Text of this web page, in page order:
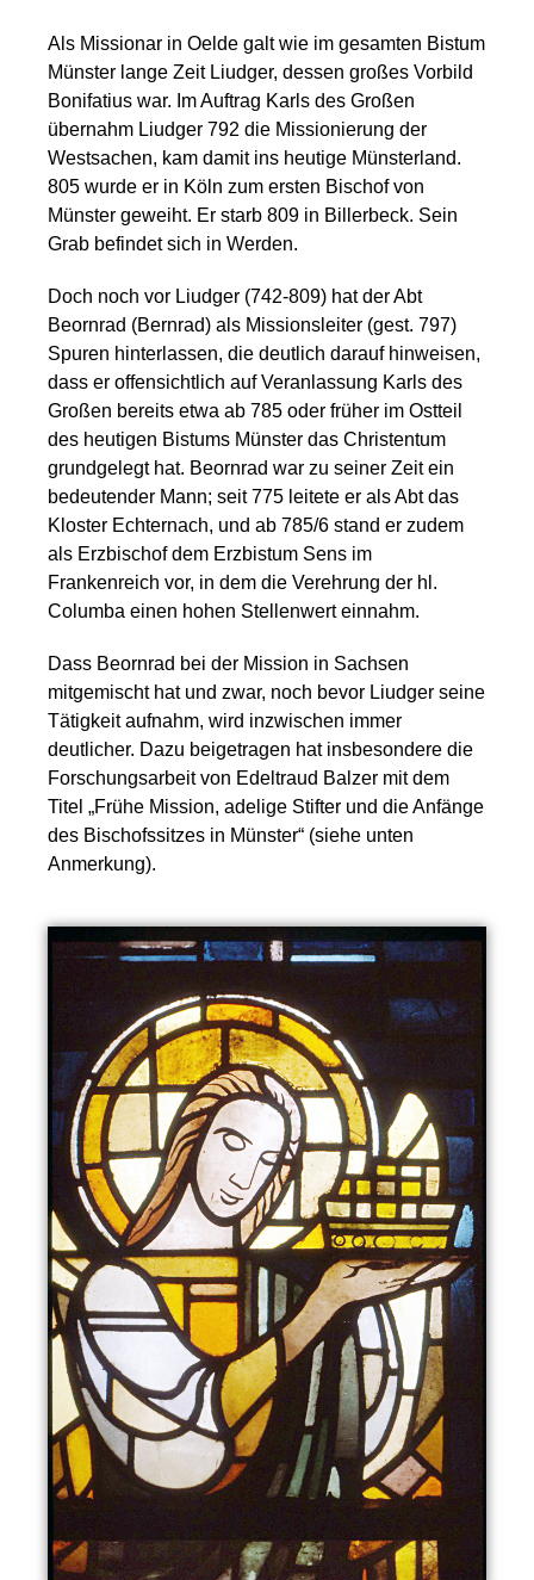
Als Missionar in Oelde galt wie im gesamten Bistum
Münster lange Zeit Liudger, dessen großes Vorbild
Bonifatius war. Im Auftrag Karls des Großen
übernahm Liudger 792 die Missionierung der
Westsachen, kam damit ins heutige Münsterland.
805 wurde er in Köln zum ersten Bischof von
Münster geweiht. Er starb 809 in Billerbeck. Sein
Grab befindet sich in Werden.
Doch noch vor Liudger (742-809) hat der Abt
Beornrad (Bernrad) als Missionsleiter (gest. 797)
Spuren hinterlassen, die deutlich darauf hinweisen,
dass er offensichtlich auf Veranlassung Karls des
Großen bereits etwa ab 785 oder früher im Ostteil
des heutigen Bistums Münster das Christentum
grundgelegt hat. Beornrad war zu seiner Zeit ein
bedeutender Mann; seit 775 leitete er als Abt das
Kloster Echternach, und ab 785/6 stand er zudem
als Erzbischof dem Erzbistum Sens im
Frankenreich vor, in dem die Verehrung der hl.
Columba einen hohen Stellenwert einnahm.
Dass Beornrad bei der Mission in Sachsen
mitgemischt hat und zwar, noch bevor Liudger seine
Tätigkeit aufnahm, wird inzwischen immer
deutlicher. Dazu beigetragen hat insbesondere die
Forschungsarbeit von Edeltraud Balzer mit dem
Titel „Frühe Mission, adelige Stifter und die Anfänge
des Bischofssitzes in Münster“ (siehe unten
Anmerkung).